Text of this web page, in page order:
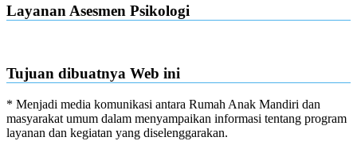
Layanan Asesmen Psikologi
Tujuan dibuatnya Web ini
* Menjadi media komunikasi antara Rumah Anak Mandiri dan
masyarakat umum dalam menyampaikan informasi tentang program
layanan dan kegiatan yang diselenggarakan.